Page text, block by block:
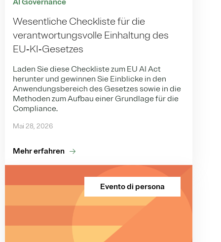
Wesentliche Checkliste für die
verantwortungsvolle Einhaltung des
EU‑KI‑Gesetzes
Laden Sie diese Checkliste zum EU AI Act
herunter und gewinnen Sie Einblicke in den
Anwendungsbereich des Gesetzes sowie in die
Methoden zum Aufbau einer Grundlage für die
Compliance.
Mai 28, 2026
Mehr erfahren
Evento di persona